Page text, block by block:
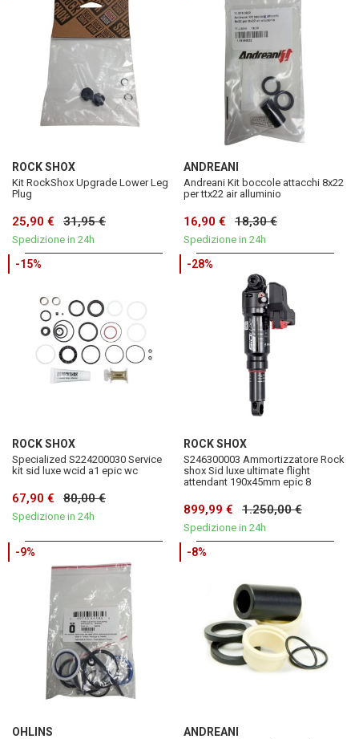
ROCK SHOX
Kit RockShox Upgrade Lower Leg
Plug
25,90 € 31,95 €
Spedizione in 24h
ANDREANI
Andreani Kit boccole attacchi 8x22
per ttx22 air alluminio
16,90 € 18,30 €
Spedizione in 24h
-15%
ROCK SHOX
Specialized S224200030 Service
kit sid luxe wcid a1 epic wc
67,90 € 80,00 €
Spedizione in 24h
-28%
ROCK SHOX
S246300003 Ammortizzatore Rock
shox Sid luxe ultimate flight
attendant 190x45mm epic 8
899,99 € 1.250,00 €
Spedizione in 24h
-9%
OHLINS
-8%
ANDREANI